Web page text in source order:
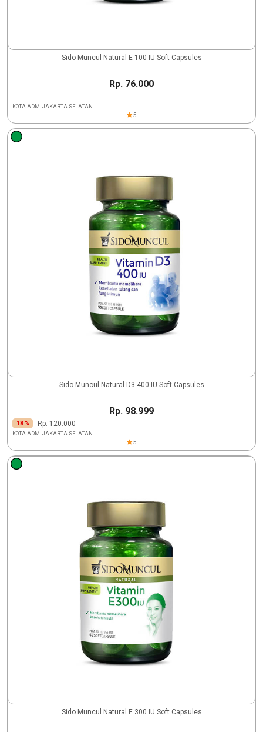
Sido Muncul Natural E 100 IU Soft Capsules
Rp. 76.000
KOTA ADM. JAKARTA SELATAN
5
Sido Muncul Natural D3 400 IU Soft Capsules
Rp. 98.999
18 % Rp. 120.000
KOTA ADM. JAKARTA SELATAN
5
Sido Muncul Natural E 300 IU Soft Capsules